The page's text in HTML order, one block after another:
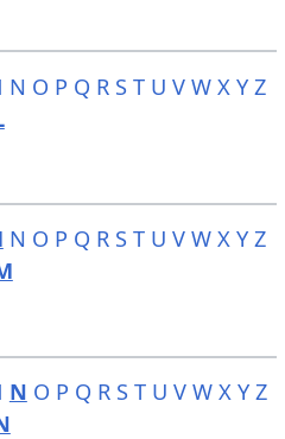
N O P Q R S T U V W X Y Z
N O P Q R S T U V W X Y Z
N O P Q R S T U V W X Y Z